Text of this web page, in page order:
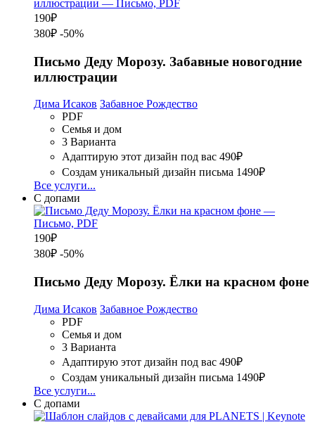
190₽
380₽ -50%
Письмо Деду Морозу. Забавные новогодние
иллюстрации
Дима Исаков Забавное Рождество
PDF
Семья и дом
3 Варианта
Адаптирую этот дизайн под вас 490₽
Создам уникальный дизайн письма 1490₽
Все услуги...
С допами
190₽
380₽ -50%
Письмо Деду Морозу. Ёлки на красном фоне
Дима Исаков Забавное Рождество
PDF
Семья и дом
3 Варианта
Адаптирую этот дизайн под вас 490₽
Создам уникальный дизайн письма 1490₽
Все услуги...
С допами